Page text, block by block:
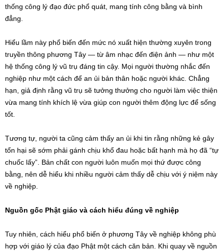
thống công lý đạo đức phổ quát, mang tính công bằng và bình
đẳng.
Hiểu lầm này phổ biến đến mức nó xuất hiện thường xuyên trong
truyền thông phương Tây — từ âm nhạc đến điện ảnh — như một
hệ thống công lý vũ trụ đáng tin cậy. Mọi người thường nhắc đến
nghiệp như một cách để an ủi bản thân hoặc người khác. Chẳng
hạn, giả định rằng vũ trụ sẽ tưởng thưởng cho người làm việc thiện
vừa mang tính khích lệ vừa giúp con người thêm động lực để sống
tốt.
Tương tự, người ta cũng cảm thấy an ủi khi tin rằng những kẻ gây
tổn hại sẽ sớm phải gánh chịu khổ đau hoặc bất hạnh mà họ đã “tự
chuốc lấy”. Bản chất con người luôn muốn mọi thứ được công
bằng, nên dễ hiểu khi nhiều người cảm thấy dễ chịu với ý niệm này
về nghiệp.
Nguồn gốc Phật giáo và cách hiểu đúng về nghiệp
Tuy nhiên, cách hiểu phổ biến ở phương Tây về nghiệp không phù
hợp với giáo lý của đạo Phật một cách căn bản. Khi quay về nguồn